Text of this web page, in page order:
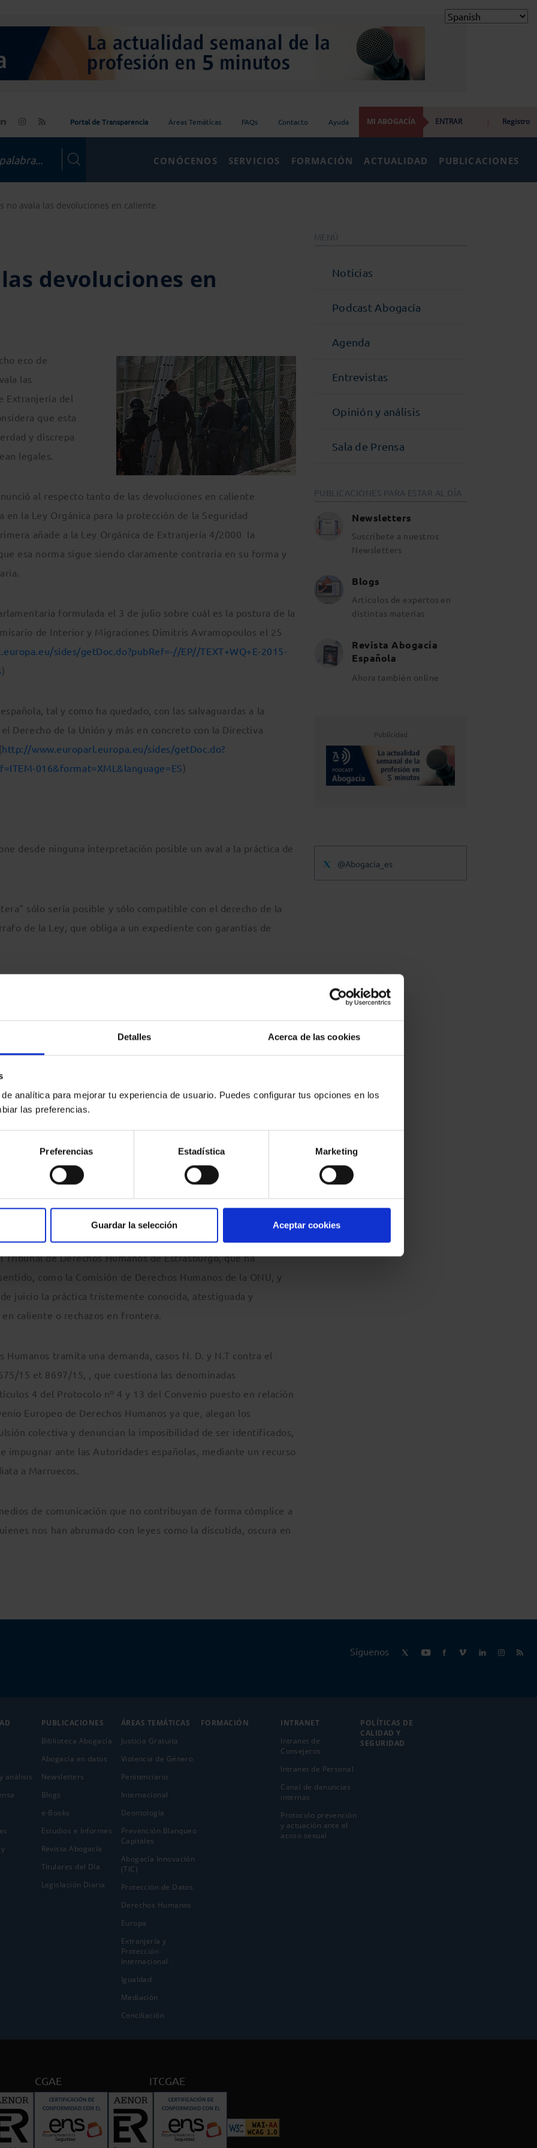
Detalles Acerca de las cookies
analítica para mejorar tu experiencia de usuario. Puedes configurar tus opciones en los
las preferencias.
Preferencias Estadística Marketing
Guardar la selección Aceptar cookies
Portal de Transparencia Áreas Temáticas FAQs Contacto Ayuda MI ABOGACÍA ENTRAR | Registro
CONÓCENOS SERVICIOS FORMACIÓN ACTUALIDAD PUBLICACIONES
no avala las devoluciones en caliente
devoluciones en
eco de
las
Extranjería del
que esta
y discrepa
legales.
al respecto tanto de las devoluciones en caliente
la Ley Orgánica para la protección de la Seguridad
añade a la Ley Orgánica de Extranjería 4/2000 la
esa norma sigue siendo claramente contraria en su forma y
formulada el 3 de julio sobre cuál es la postura de la
de Interior y Migraciones Dimitris Avramopoulos el 25
sides/getDoc.do?pubRef=-//EP//TEXT+WQ+E-2015-
)
tal y como ha quedado, con las salvaguardas a la
Derecho de la Unión y más en concreto con la Directiva
http://www.europarl.europa.eu/sides/getDoc.do?
016&format=XML&language=ES)
desde ninguna interpretación posible un aval a la práctica de
sólo sería posible y sólo compatible con el derecho de la
de la Ley, que obliga a un expediente con garantías de
el de unas oficinas fronterizas de asilo que son, hoy por hoy,
por mor de la actuación de las autoridades
acercamiento a la frontera con Melilla, por lo que deben
en la oficina de asilo en Melilla. El propio Comisario
“
de retorno inmediato, como las aplicadas en las
garantizarse si quienes estén sujetos al retorno inmediato
presentar una posible petición de protección en un paso
el rechazo se realizará respetando la normativa internacional
de la que España es parte». Si bien el día que se cumpla
formal con la Directiva de Retorno, ello no empece a que
que España es parte no seguiría existiendo ese reproche de
de Derechos Humanos de Estrasburgo, que ha
como la Comisión de Derechos Humanos de la ONU, y
juicio la práctica tristemente conocida, atestiguada y
caliente o rechazos en frontera.
tramita una demanda, casos N. D. y N.T contra el
15 et 8697/15, , que cuestiona las denominadas
4 del Protocolo nº 4 y 13 del Convenio puesto en relación
Europeo de Derechos Humanos ya que, alegan los
colectiva y denuncian la imposibilidad de ser identificados,
impugnar ante las Autoridades españolas, mediante un recurso
a Marruecos.
de comunicación que no contribuyan de forma cómplice a
nos han abrumado con leyes como la discutida, oscura en
MENÚ
Noticias
Podcast Abogacía
Agenda
Entrevistas
Opinión y análisis
Sala de Prensa
PUBLICACIONES PARA ESTAR AL DÍA
Newsletters
Suscríbete a nuestros
Newsletters
Blogs
Artículos de expertos en
distintas materias
Revista Abogacía
Española
Ahora también online
Publicidad
@Abogacia_es
Síguenos
análisis
PUBLICACIONES
Biblioteca Abogacía
Abogacía en datos
Newsletters
Blogs
e-Books
Estudios e Informes
Revista Abogacía
Titulares del Día
Legislación Diaria
ÁREAS TEMÁTICAS
Justicia Gratuita
Violencia de Género
Penitenciario
Internacional
Deontología
Prevención Blanqueo
Capitales
Abogacía Innovación
(TIC)
Protección de Datos
Derechos Humanos
Europa
Extranjería y
Protección
Internacional
Igualdad
Mediación
Conciliación
FORMACIÓN
INTRANET
Intranet de
Consejeros
Intranet de Personal
Canal de denuncias
internas
Protocolo prevención
y actuación ante el
acoso sexual
POLÍTICAS DE
CALIDAD Y
SEGURIDAD
CGAE ITCGAE